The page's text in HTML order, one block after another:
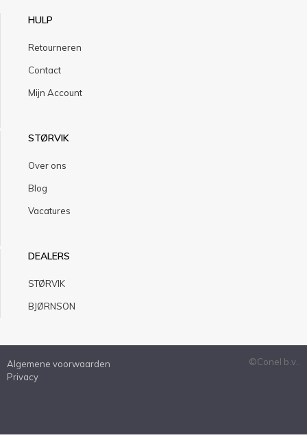
HULP
Retourneren
Contact
Mijn Account
STØRVIK
Over ons
Blog
Vacatures
DEALERS
STØRVIK
BJØRNSON
Algemene voorwaarden
Privacy
©Conel b.v..